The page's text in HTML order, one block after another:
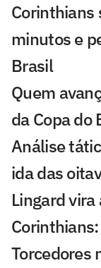
Corinthians
minutos e
Brasil
Quem
da Copa do
Análise
ida das
Lingard
Torcedores